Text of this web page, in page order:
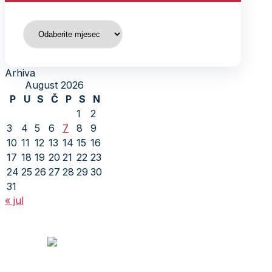
Arhiva
Arhiva
August 2026
P
U S Č P S
N
1
2
3
4 5 6 7 8
9
10 11 12 13 14 15 16
17 18 19 20 21 22 23
24 25 26 27 28 29 30
31
« jul